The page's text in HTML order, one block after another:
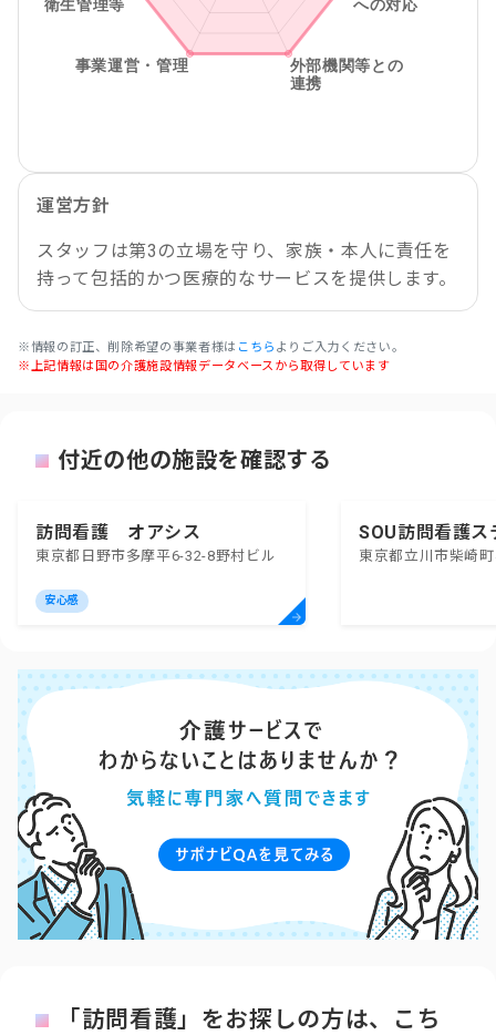
運営方針
スタッフは第3の立場を守り、家族・本人に責任を
持って包括的かつ医療的なサービスを提供します。
※情報の訂正、削除希望の事業者様は こちら よりご入力ください。
※上記情報は国の介護施設情報データベースから取得しています
付近の他の施設を確認する
訪問看護 オアシス
東京都日野市多摩平6-32-8野村ビル
安心感
SOU訪問看護ス
川
東京都立川市柴崎
「訪問看護」をお探しの方は、こち